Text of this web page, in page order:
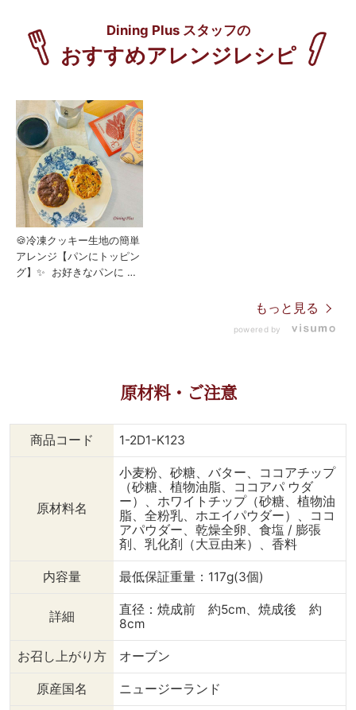
🍪冷凍クッキー生地の簡単
アレンジ【パンにトッピン
グ】✨️ お好きなパンに ソ
ルクッキー。 パンは イン
グリッシュマフィンを使用
味のあるパンを使うこと。
クッキーの甘さとパンの塩
ゲットやクロワッサン、三
角プレッツェルなど お好
きなパンで作ってみてくだ
さい。 レシピでご紹介し
ている 「レーズンチョコ
オートミール×すりおろし
りんご」の組み合せは、パ
しっとりが苦手な方は、
すりおろしりんごの代わり
にバターを塗るのもおすす
めです。 クッキーだけで
にのせているので、少しさ
もっと見る
powered by
原材料・ご注意
商品コード 1-2D1-K123
原材料名
小麦粉、砂糖、バター、ココアチップ
（砂糖、植物油脂、ココアパ ウダ
ー）、ホワイトチップ（砂糖、植物油
脂、全粉乳、ホエイパウダー）、ココ
アパウダー、乾燥全卵、食塩 / 膨張
剤、乳化剤（大豆由来）、香料
内容量 最低保証重量：117g(3個)
詳細
直径：焼成前 約5cm、焼成後 約
8cm
お召し上がり方 オーブン
原産国名 ニュージーランド